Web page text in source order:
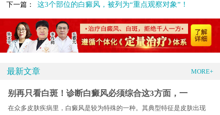
下一篇：
这3个部位的白癜风，被列为“重点观察对象”！
最新文章 MORE+
别再只看白斑！诊断白癜风必须综合这3方面，一
在众多皮肤疾病里，白癜风是较为特殊的一种。其典型特征是皮肤出现